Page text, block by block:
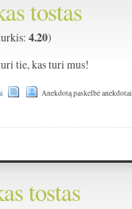
tostas
4.20)
tie, kas turi mus!
Anekdotą paskelbė anekdotai
tostas